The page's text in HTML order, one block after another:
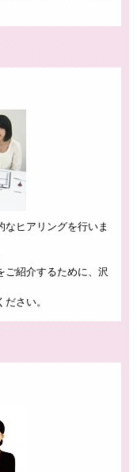
ヒアリングを行いま
ご紹介するために、沢
さい。